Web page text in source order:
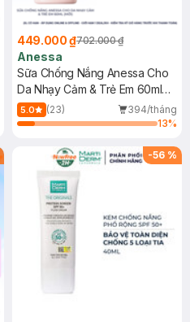
449.000 ₫702.000 ₫
Anessa
Sữa Chống Nắng Anessa Cho
Da Nhạy Cảm & Trẻ Em 60ml
(Mới)
5.0 (23)
394/tháng
13%
-56 %